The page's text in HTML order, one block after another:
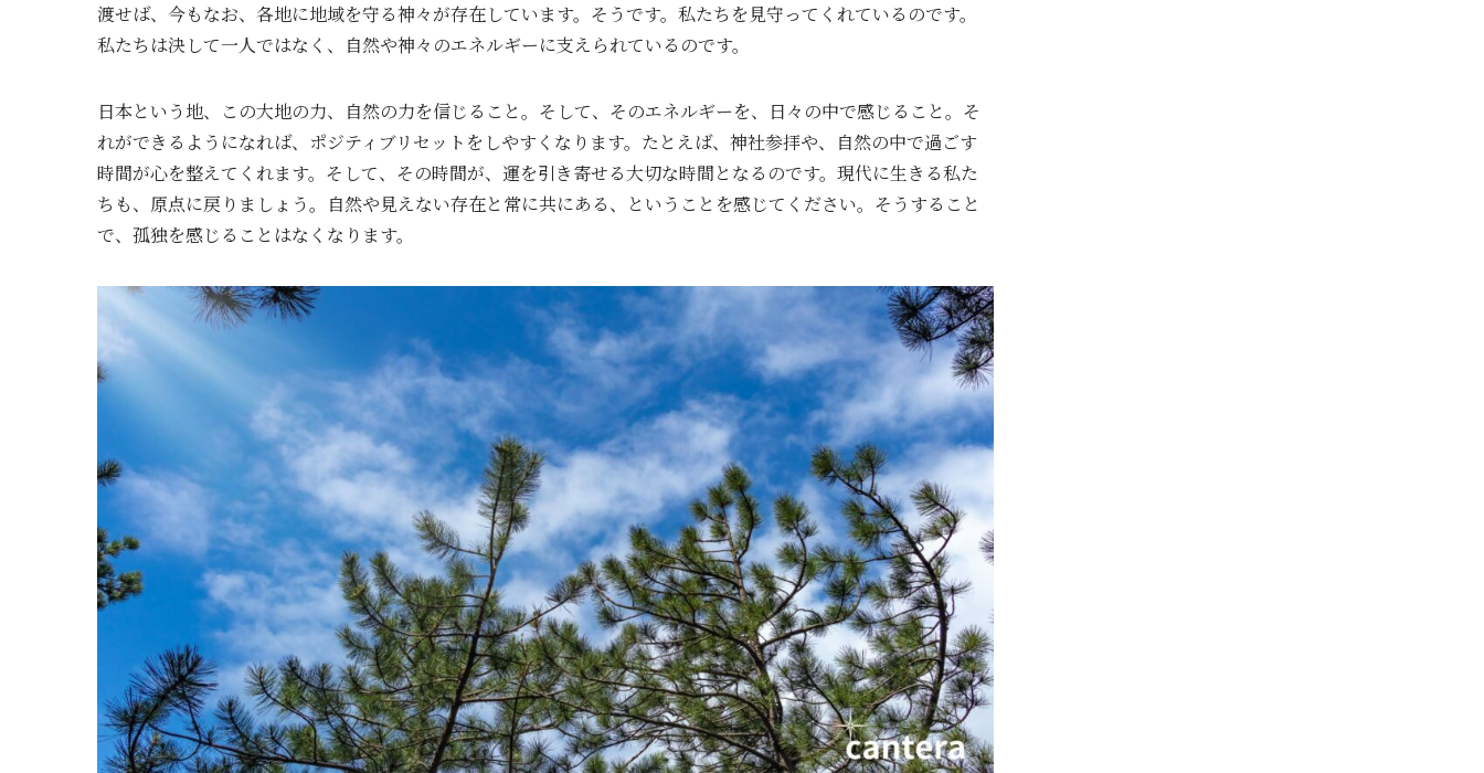
渡せば、今もなお、各地に地域を守る神々が存在しています。そうです。私たちを見守ってくれているのです。
私たちは決して一人ではなく、自然や神々のエネルギーに支えられているのです。
日本という地、この大地の力、自然の力を信じること。そして、そのエネルギーを、日々の中で感じること。そ
れができるようになれば、ポジティブリセットをしやすくなります。たとえば、神社参拝や、自然の中で過ごす
時間が心を整えてくれます。そして、その時間が、運を引き寄せる大切な時間となるのです。現代に生きる私た
ちも、原点に戻りましょう。自然や見えない存在と常に共にある、ということを感じてください。そうすること
で、孤独を感じることはなくなります。